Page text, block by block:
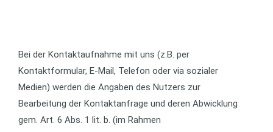
Bei der Kontaktaufnahme mit uns (z.B. per
Kontaktformular, E-Mail, Telefon oder via sozialer
Medien) werden die Angaben des Nutzers zur
Bearbeitung der Kontaktanfrage und deren Abwicklung
gem. Art. 6 Abs. 1 lit. b. (im Rahmen